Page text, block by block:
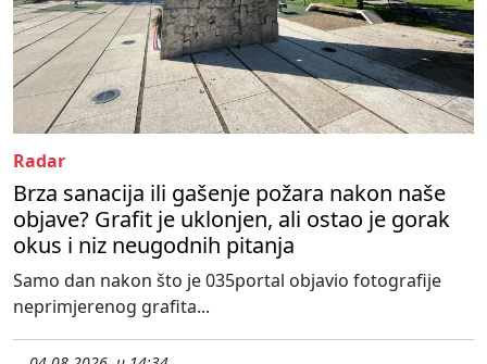
Radar
Brza sanacija ili gašenje požara nakon naše
objave? Grafit je uklonjen, ali ostao je gorak
okus i niz neugodnih pitanja
Samo dan nakon što je 035portal objavio fotografije
neprimjerenog grafita...